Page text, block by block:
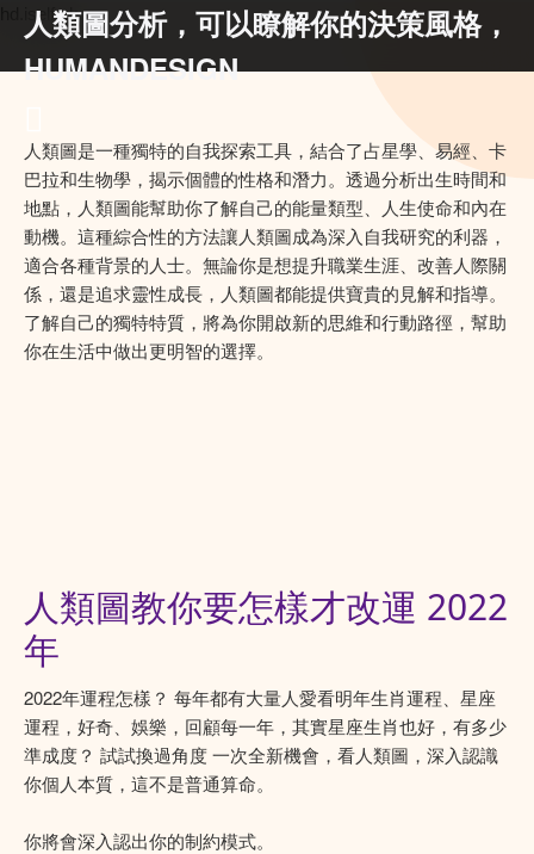
hd.iself.uk
人類圖分析，可以瞭解你的決策風格，
HUMANDESIGN
人類圖是一種獨特的自我探索工具，結合了占星學、易經、卡
巴拉和生物學，揭示個體的性格和潛力。透過分析出生時間和
地點，人類圖能幫助你了解自己的能量類型、人生使命和內在
動機。這種綜合性的方法讓人類圖成為深入自我研究的利器，
適合各種背景的人士。無論你是想提升職業生涯、改善人際關
係，還是追求靈性成長，人類圖都能提供寶貴的見解和指導。
了解自己的獨特特質，將為你開啟新的思維和行動路徑，幫助
你在生活中做出更明智的選擇。
人類圖教你要怎樣才改運 2022
年
2022年運程怎樣？ 每年都有大量人愛看明年生肖運程、星座
運程，好奇、娛樂，回顧每一年，其實星座生肖也好，有多少
準成度？ 試試換過角度 一次全新機會，看人類圖，深入認識
你個人本質，這不是普通算命。
你將會深入認出你的制約模式。